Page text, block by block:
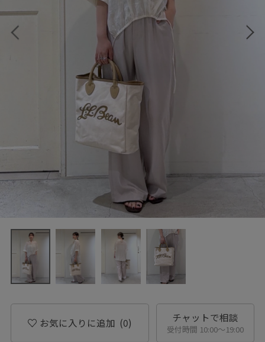
お気に入りに追加 (0) チャットで相談
受付時間 10:00〜19:00